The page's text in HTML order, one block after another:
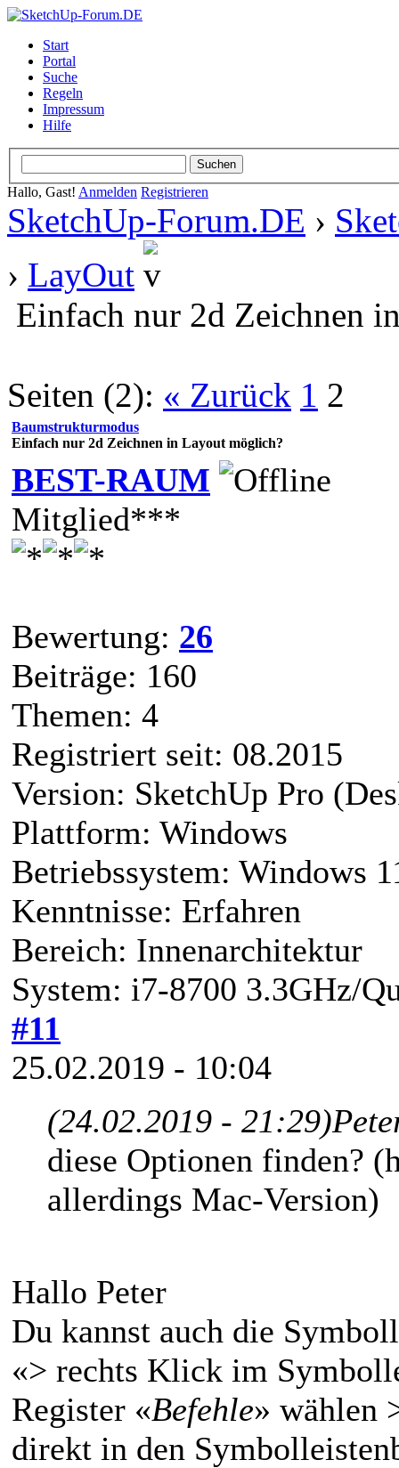
Start
Portal
Suche
Regeln
Impressum
Hilfe
Hallo, Gast! Anmelden Registrieren
SketchUp-Forum.DE ›
› LayOut
Einfach nur 2d Zeichnen
Seiten (2): « Zurück 1 2
Baumstrukturmodus
Einfach nur 2d Zeichnen in Layout möglich?
BEST-RAUM
Mitglied***
Bewertung: 26
Beiträge: 160
Themen: 4
Registriert seit: 08.2015
Version: SketchUp Pro
Plattform: Windows
Betriebssystem: Windows
Kenntnisse: Erfahren
Bereich: Innenarchitektur
System: i7-8700 3.3GHz/
#11
25.02.2019 - 10:04
(24.02.2019 - 21:29)
diese Optionen finden?
allerdings Mac-Version)
Hallo Peter
Du kannst auch die
«> rechts Klick im
Register «Befehle» wählen
direkt in den